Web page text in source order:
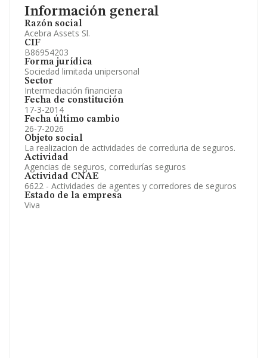
Información general
Razón social
Acebra Assets Sl.
CIF
B86954203
Forma jurídica
Sociedad limitada unipersonal
Sector
Intermediación financiera
Fecha de constitución
17-3-2014
Fecha último cambio
26-7-2026
Objeto social
La realizacion de actividades de correduria de seguros.
Actividad
Agencias de seguros, corredurías seguros
Actividad CNAE
6622 - Actividades de agentes y corredores de seguros
Estado de la empresa
Viva
Información oficial y registral complementaria.